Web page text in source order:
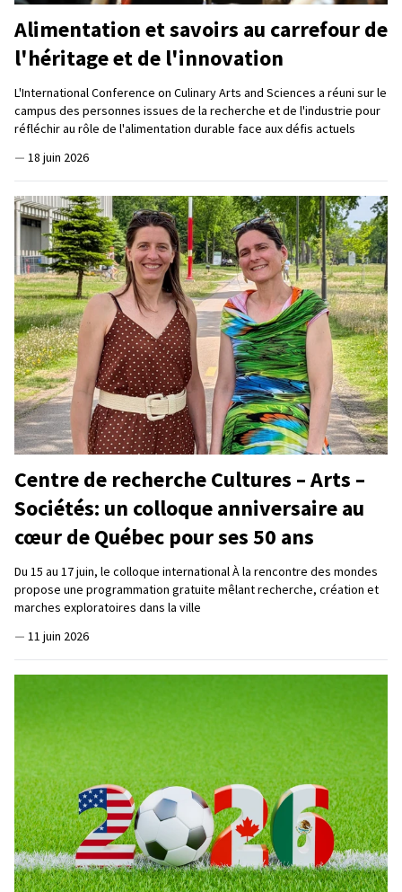
Alimentation et savoirs au carrefour de
l'héritage et de l'innovation
L'International Conference on Culinary Arts and Sciences a réuni sur le
campus des personnes issues de la recherche et de l'industrie pour
réfléchir au rôle de l'alimentation durable face aux défis actuels
— 18 juin 2026
Centre de recherche Cultures – Arts –
Sociétés: un colloque anniversaire au
cœur de Québec pour ses 50 ans
Du 15 au 17 juin, le colloque international À la rencontre des mondes
propose une programmation gratuite mêlant recherche, création et
marches exploratoires dans la ville
— 11 juin 2026